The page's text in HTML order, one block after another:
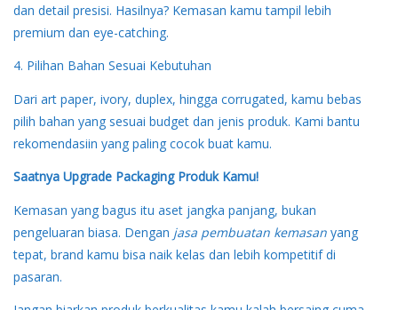
dan detail presisi. Hasilnya? Kemasan kamu tampil lebih
premium dan eye-catching.
4. Pilihan Bahan Sesuai Kebutuhan
Dari art paper, ivory, duplex, hingga corrugated, kamu bebas
pilih bahan yang sesuai budget dan jenis produk. Kami bantu
rekomendasiin yang paling cocok buat kamu.
Saatnya Upgrade Packaging Produk Kamu!
Kemasan yang bagus itu aset jangka panjang, bukan
pengeluaran biasa. Dengan jasa pembuatan kemasan yang
tepat, brand kamu bisa naik kelas dan lebih kompetitif di
pasaran.